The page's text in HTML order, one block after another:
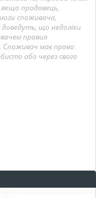
продавець,
споживача,
що недоліки
правил
Споживач має право
або через свого